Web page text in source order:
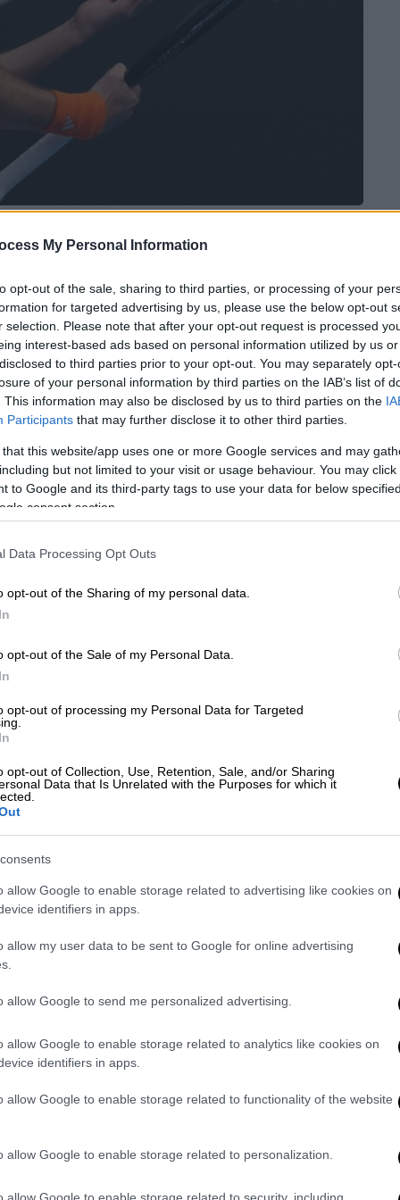
My Personal Information
opt-out of the sale, sharing to third parties, or processing of your
for targeted advertising by us, please use the below opt-out
selection. Please note that after your opt-out request is processed
interest-based ads based on personal information utilized by us
to third parties prior to your opt-out. You may separately
of your personal information by third parties on the IAB’s list of
This information may also be disclosed by us to third parties on the
Participants that may further disclose it to other third parties.
that this website/app uses one or more Google services and may
but not limited to your visit or usage behaviour. You may
to Google and its third-party tags to use your data for below
consent section.
Data Processing Opt Outs
opt-out of the Sharing of my personal data.
opt-out of the Sale of my Personal Data.
opt-out of processing my Personal Data for Targeted
opt-out of Collection, Use, Retention, Sale, and/or Sharing
Data that Is Unrelated with the Purposes for which it
allow Google to enable storage related to advertising like cookies on
identifiers in apps.
allow my user data to be sent to Google for online advertising
allow Google to send me personalized advertising.
allow Google to enable storage related to analytics like cookies on
identifiers in apps.
allow Google to enable storage related to functionality of the website
allow Google to enable storage related to personalization.
το ΕΘΝΟΣ στη Google
μέρα και ηττήθηκε κατά κράτος απ' τον
55 λεπτά βάζοντας τέλος στην
γύρο του Miami Open.
στο Παγκόσμιο Πρωτάθλημα
περιόδου στη Super League: Η
και η κλήρωση για το πρόγραμμα
πλέον βρίσκεται στο νούμερο 51 της
με 6-0, 6-1 από τον 21χρονο Γάλλο
ισάριθμες αναμετρήσεις απέναντί του.
με εκείνη του προηγούμενου γύρου
του, που αποτελούσε βασικό «όπλο»,
στο δεύτερο), ενώ το παιχνίδι του από
σημείο. Το backhand παρουσίασε
συνοδεύτηκε από ασυνήθιστα
και 28 αβίαστα λάθη, δείγμα της κακής
εκνευρισμό για τον φωτισμό του
ήταν ενοχλημένος με τον
κάνοντας παράπονα σε πολύ έντονο
για τον εαυτό σου. Με έχεις δει
για πέντε συνεχόμενες ώρες; Δεν
Δεν ξέρω πώς τη βλέπει εκείνος», είπε
umpire about the lighting during his